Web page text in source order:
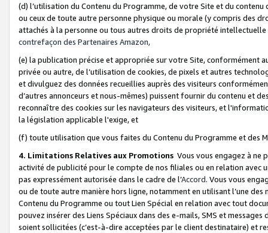
(d) l’utilisation du Contenu du Programme, de votre Site et du
ou ceux de toute autre personne physique ou morale (y compris des
attachés à la personne ou tous autres droits de propriété
contrefaçon des Partenaires Amazon,
(e) la publication précise et appropriée sur votre Site, conformément
privée ou autre, de l’utilisation de cookies, de pixels et autres
et divulguez des données recueillies auprès des visiteurs
d’autres annonceurs et nous-mêmes) puissent fournir du contenu et
reconnaître des cookies sur les navigateurs des visiteurs, et
la législation applicable l'exige, et
(f) toute utilisation que vous faites du Contenu du Programme et des
4. Limitations Relatives aux Promotions Vous vous engagez à ne
activité de publicité pour le compte de nos filiales ou en relation avec
pas expressément autorisée dans le cadre de l’Accord. Vous vous
ou de toute autre manière hors ligne, notamment en utilisant l’une
Contenu du Programme ou tout Lien Spécial en relation avec tout
pouvez insérer des Liens Spéciaux dans des e-mails, SMS et
soient sollicitées (c’est-à-dire acceptées par le client destinataire) et